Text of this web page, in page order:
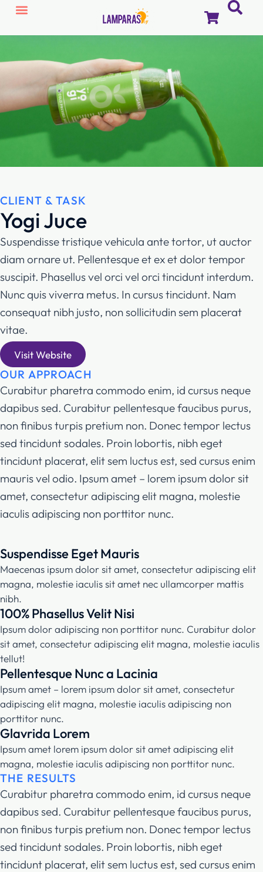
CLIENT & TASK
Yogi Juce
Suspendisse tristique vehicula ante tortor, ut auctor
diam ornare ut. Pellentesque et ex et dolor tempor
suscipit. Phasellus vel orci vel orci tincidunt interdum.
Nunc quis viverra metus. In cursus tincidunt. Nam
consequat nibh justo, non sollicitudin sem placerat
vitae.
Visit Website
OUR APPROACH
Curabitur pharetra commodo enim, id cursus neque
dapibus sed. Curabitur pellentesque faucibus purus,
non finibus turpis pretium non. Donec tempor lectus
sed tincidunt sodales. Proin lobortis, nibh eget
tincidunt placerat, elit sem luctus est, sed cursus enim
mauris vel odio. Ipsum amet – lorem ipsum dolor sit
amet, consectetur adipiscing elit magna, molestie
iaculis adipiscing non porttitor nunc.
Suspendisse Eget Mauris
Maecenas ipsum dolor sit amet, consectetur adipiscing elit
magna, molestie iaculis sit amet nec ullamcorper mattis
nibh.
100% Phasellus Velit Nisi
Ipsum dolor adipiscing non porttitor nunc. Curabitur dolor
sit amet, consectetur adipiscing elit magna, molestie iaculis
tellut!
Pellentesque Nunc a Lacinia
Ipsum amet – lorem ipsum dolor sit amet, consectetur
adipiscing elit magna, molestie iaculis adipiscing non
porttitor nunc.
Glavrida Lorem
Ipsum amet lorem ipsum dolor sit amet adipiscing elit
magna, molestie iaculis adipiscing non porttitor nunc.
THE RESULTS
Curabitur pharetra commodo enim, id cursus neque
dapibus sed. Curabitur pellentesque faucibus purus,
non finibus turpis pretium non. Donec tempor lectus
sed tincidunt sodales. Proin lobortis, nibh eget
tincidunt placerat, elit sem luctus est, sed cursus enim